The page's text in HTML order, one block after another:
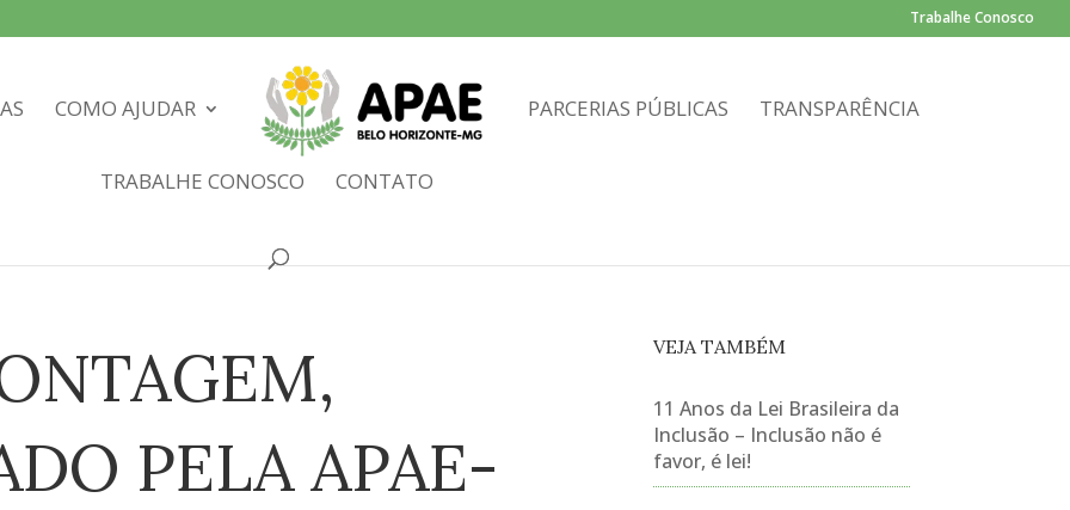
Trabalhe Conosco
COMO AJUDAR PARCERIAS PÚBLICAS TRANSPARÊNCIA
TRABALHE CONOSCO CONTATO
PELA APAE-
VEJA TAMBÉM
11 Anos da Lei Brasileira da
Inclusão – Inclusão não é
favor, é lei!